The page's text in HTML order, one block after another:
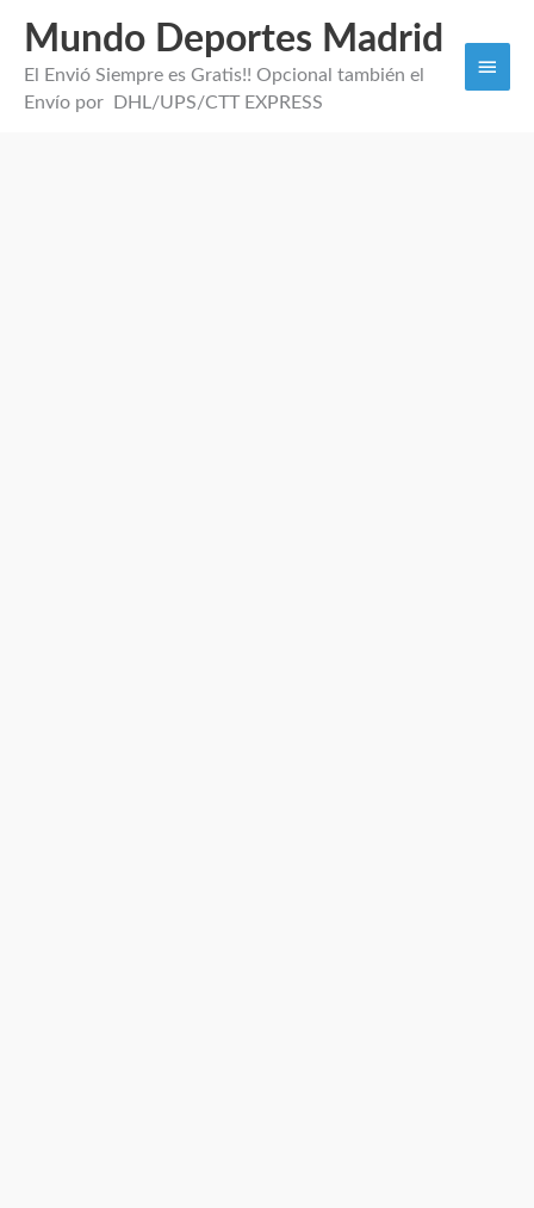
Mundo Deportes Madrid
El Envió Siempre es Gratis!! Opcional también el
Envío por DHL/UPS/CTT EXPRESS